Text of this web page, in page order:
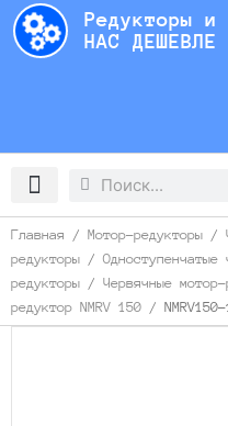
Перейти
содержимому
Редукторы и
НАС
Search
Search
Главная / Мотор-редукторы /
редукторы /
редукторы / Червячные мотор-
редуктор NMRV 150 /